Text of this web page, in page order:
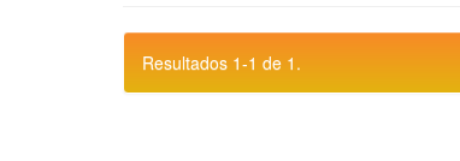
Resultados 1-1 de 1.